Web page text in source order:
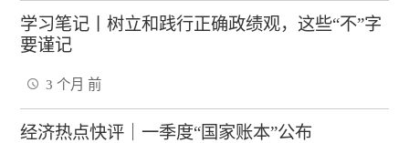
学习笔记丨树立和践行正确政绩观，这些“不”字
要谨记
3 个月 前
经济热点快评｜一季度“国家账本”公布